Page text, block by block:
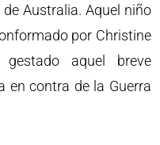
Australia. Aquel niño
por Christine
aquel breve
en contra de la Guerra